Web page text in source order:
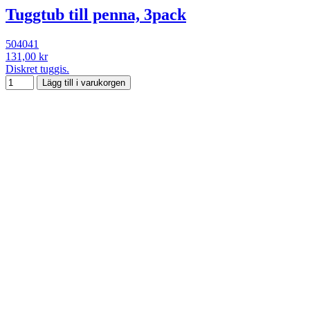
Tuggtub till penna, 3pack
504041
131,00 kr
Diskret tuggis.
Lägg till i varukorgen